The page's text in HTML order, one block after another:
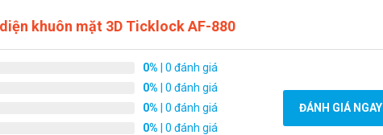
khuôn mặt 3D Ticklock AF-880
0% | 0 đánh giá
0% | 0 đánh giá
0% | 0 đánh giá
0% | 0 đánh giá
ĐÁNH GIÁ NGAY